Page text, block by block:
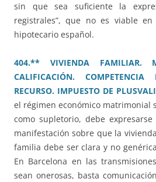
sin que sea suficiente la
registrales”, que no es viable
hipotecario español.
404.** VIVIENDA FAMILIAR.
CALIFICACIÓN.
RECURSO. IMPUESTO DE
el régimen económico matrimonial
como supletorio, debe
manifestación sobre que la
familia debe ser clara y no
En Barcelona en las
sean onerosas, basta